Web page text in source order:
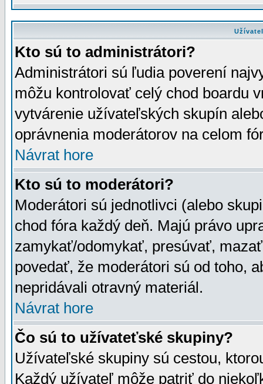
Kto sú to administrátori?
Administrátori sú ľudia poverení
môžu kontrolovať celý chod boardu
vytvárenie užívateľských skupín
oprávnenia moderátorov na celom
Návrat hore
Kto sú to moderátori?
Moderátori sú jednotlivci (alebo
chod fóra každý deň. Majú právo
zamykať/odomykať, presúvať,
povedať, že moderátori sú od toho,
nepridávali otravný materiál.
Návrat hore
Čo sú to užívateťské skupiny?
Užívateľské skupiny sú cestou,
Každý užívateľ môže patriť do